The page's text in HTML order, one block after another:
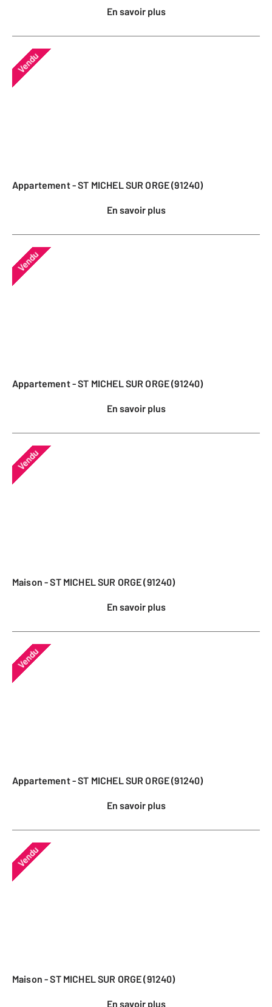
En savoir plus
Vendu
Appartement - ST MICHEL SUR ORGE (91240)
En savoir plus
Vendu
Appartement - ST MICHEL SUR ORGE (91240)
En savoir plus
Vendu
Maison - ST MICHEL SUR ORGE (91240)
En savoir plus
Vendu
Appartement - ST MICHEL SUR ORGE (91240)
En savoir plus
Vendu
Maison - ST MICHEL SUR ORGE (91240)
En savoir plus